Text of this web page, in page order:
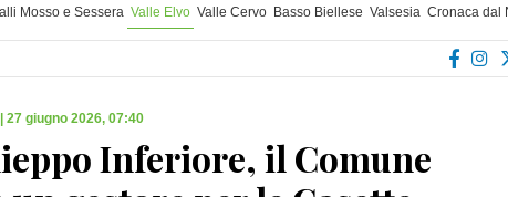
Mosso e Sessera Valle Elvo Valle Cervo Basso Biellese Valsesia Cronaca dal
27 giugno 2026, 07:40
Inferiore, il Comune